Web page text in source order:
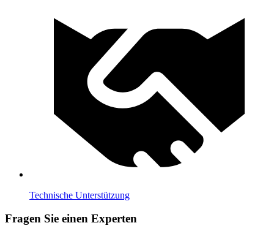
Technische Unterstützung
Fragen Sie einen Experten